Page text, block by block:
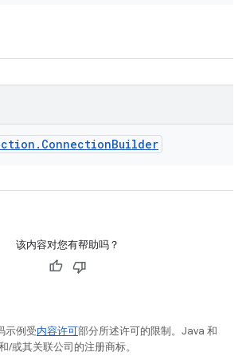
. ConnectionBuilder
该内容对您有帮助吗？
示例受内容许可部分所述许可的限制。Java 和
/或其关联公司的注册商标。